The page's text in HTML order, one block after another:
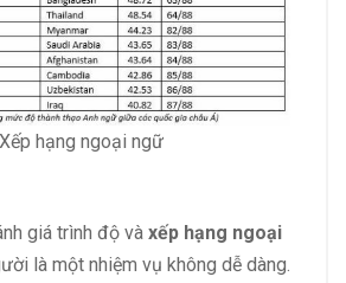
Xếp hạng ngoại ngữ
giá trình độ và xếp hạng ngoại
là một nhiệm vụ không dễ dàng.